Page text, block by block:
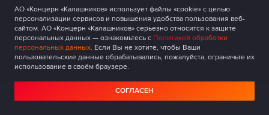
АО «Концерн «Калашников» использует файлы «cookie» с целью
персонализации сервисов и повышения удобства пользования веб-
сайтом. АО «Концерн «Калашников» серьезно относится к защите
персональных данных — ознакомьтесь с Политикой обработки
персональных данных. Если Вы не хотите, чтобы Ваши
пользовательские данные обрабатывались, пожалуйста, ограничьте их
использование в своём браузере.
СОГЛАСЕН